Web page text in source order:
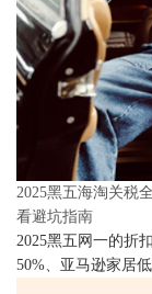
2025黑五海淘关税
看避坑指南
2025黑五网一的折
50%、亚马逊家居